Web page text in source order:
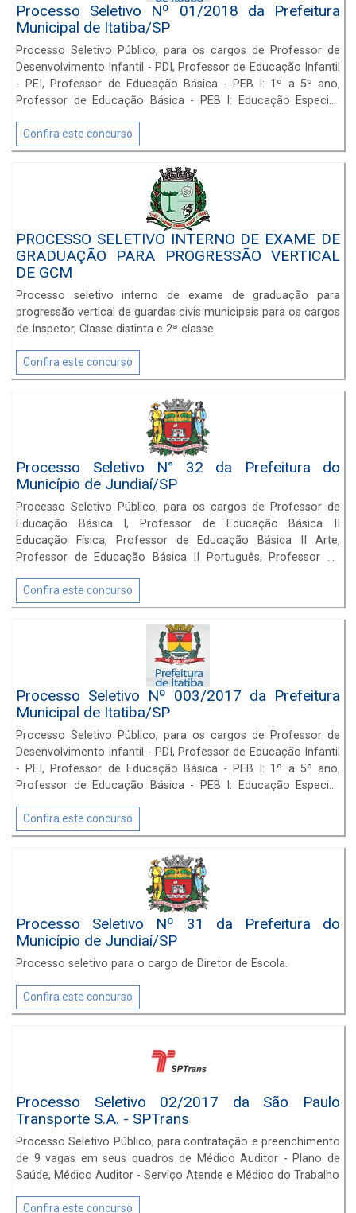
Processo Seletivo Nº 01/2018 da Prefeitura
Municipal de Itatiba/SP
Processo Seletivo Público, para os cargos de Professor de
Desenvolvimento Infantil - PDI, Professor de Educação Infantil
- PEI, Professor de Educação Básica - PEB I: 1º a 5º ano,
Professor de Educação Básica - PEB I: Educação Especial,
Professor de Educação Básica - PEB II: Inglês, Professor de
Educação Básica - PEB II: Matemática, Professor de
Educação Básica - PEB II: Geografia, Professor de Educação
Básica - PEB II: Ciências, Professor de Educação Básica - PEB
II: História, Professor de Educação Básica - PEB II: Artes e
Professor de Educação Básica - PEB II: Educação Física.
Inscrições até 20 de novembro de 2018
Confira este concurso
PROCESSO SELETIVO INTERNO DE EXAME DE
GRADUAÇÃO PARA PROGRESSÃO VERTICAL
DE GCM
Processo seletivo interno de exame de graduação para
progressão vertical de guardas civis municipais para os cargos
de Inspetor, Classe distinta e 2ª classe.
Confira este concurso
Processo Seletivo N° 32 da Prefeitura do
Município de Jundiaí/SP
Processo Seletivo Público, para os cargos de Professor de
Educação Básica I, Professor de Educação Básica II
Educação Física, Professor de Educação Básica II Arte,
Professor de Educação Básica II Português, Professor de
Básica II História, Professor de Educação Básica II Geografia,
Professor de Educação Básica II Ciências, Professor de
Educação Básica II Física, Professor de Educação Básica II
Química e Professor de Educação Básica II Biologia,
Professor de Língua Estrangeira Inglês, Professor de Língua
Estrangeira Francês, Professor de Língua Estrangeira Italiano,
Professor de Língua Estrangeira Espanhol,
Confira este concurso
Processo Seletivo Nº 003/2017 da Prefeitura
Municipal de Itatiba/SP
Processo Seletivo Público, para os cargos de Professor de
Desenvolvimento Infantil - PDI, Professor de Educação Infantil
- PEI, Professor de Educação Básica - PEB I: 1º a 5º ano,
Professor de Educação Básica - PEB I: Educação Especial,
Professor de Educação Básica - PEB II: Inglês, Professor de
Educação Básica - PEB II: Matemática, Professor de
Educação Básica - PEB II: Geografia, Professor de Educação
Básica - PEB II: Ciências, Professor de Educação Básica - PEB
II: História, Professor de Educação Básica - PEB II: Artes e
Professor de Educação Básica - PEB II: Educação Física.
Confira este concurso
Processo Seletivo Nº 31 da Prefeitura do
Município de Jundiaí/SP
Processo seletivo para o cargo de Diretor de Escola.
Confira este concurso
Processo Seletivo 02/2017 da São Paulo
Transporte S.A. - SPTrans
Processo Seletivo Público, para contratação e preenchimento
de 9 vagas em seus quadros de Médico Auditor - Plano de
Saúde, Médico Auditor - Serviço Atende e Médico do Trabalho
Confira este concurso